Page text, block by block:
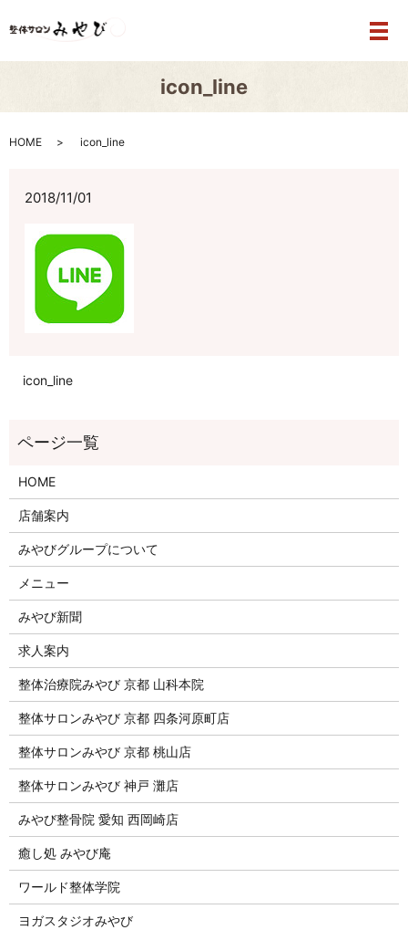
メ
icon_line
HOME icon_line
2018/11/01
icon_line
HOME
店舗案内
みやびグループについて
メニュー
みやび新聞
求人案内
整体治療院みやび 京都 山科本院
整体サロンみやび 京都 四条河原町店
整体サロンみやび 京都 桃山店
整体サロンみやび 神戸 灘店
みやび整骨院 愛知 西岡崎店
癒し処 みやび庵
ワールド整体学院
ヨガスタジオみやび